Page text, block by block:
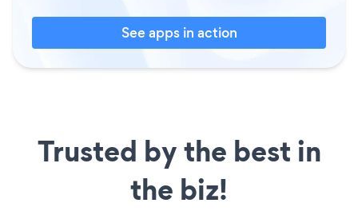
See apps in action
Trusted by the best in
the biz!